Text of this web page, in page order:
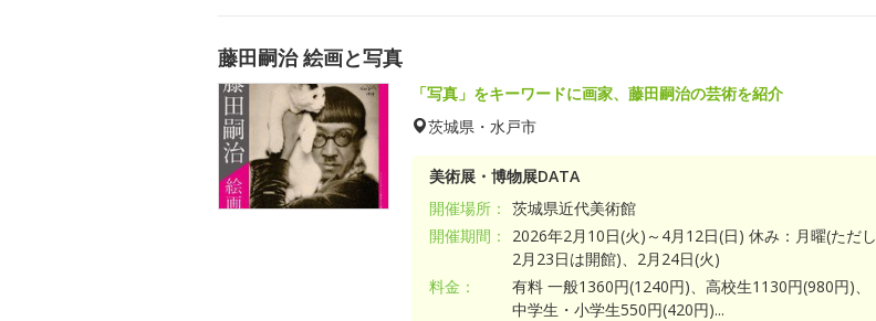
藤田嗣治 絵画と写真
「写真」をキーワードに画家、藤田嗣治の芸術を紹介
茨城県・水戸市
美術展・博物展DATA
開催場所： 茨城県近代美術館
開催期間：
2026年2月10日(火)～4月12日(日) 休み：月曜(ただし
2月23日は開館)、2月24日(火)
料金：
有料 一般1360円(1240円)、高校生1130円(980円)、
中学生・小学生550円(420円)...